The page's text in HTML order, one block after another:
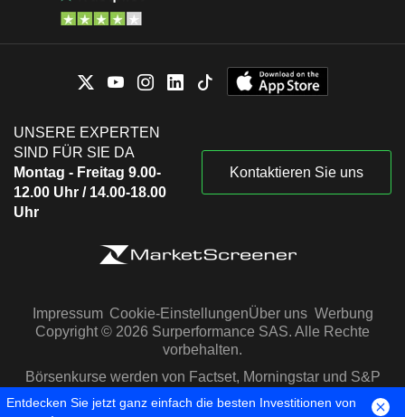
UNSERE EXPERTEN
SIND FÜR SIE DA
Montag - Freitag 9.00-
12.00 Uhr / 14.00-18.00
Uhr
Kontaktieren Sie uns
Impressum Cookie-EinstellungenÜber uns Werbung
Copyright © 2026 Surperformance SAS. Alle Rechte
vorbehalten.
Börsenkurse werden von Factset, Morningstar und S&P
Capital IQ zur Verfügung gestellt
Entdecken Sie jetzt ganz einfach die besten Investitionen von